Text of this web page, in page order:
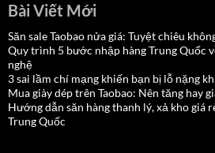
Bài Viết Mới
Săn sale Taobao nửa giá: Tuyệt chiêu
Quy trình 5 bước nhập hàng Trung Quốc
nghệ
3 sai lầm chí mạng khiến bạn bị lỗ nặng
Mua giày dép trên Taobao: Nên tăng hay
Hướng dẫn săn hàng thanh lý, xả kho giá
Trung Quốc